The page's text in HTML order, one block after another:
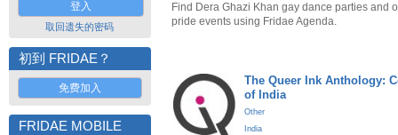
取回遗失的密码
初到 FRIDAE？
免费加入
FRIDAE MOBILE
Find Dera Ghazi Khan gay dance parties and
pride events using Fridae Agenda.
The Queer Ink Anthology:
of India
Other
India